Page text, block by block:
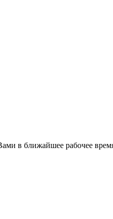
в ближайшее рабочее